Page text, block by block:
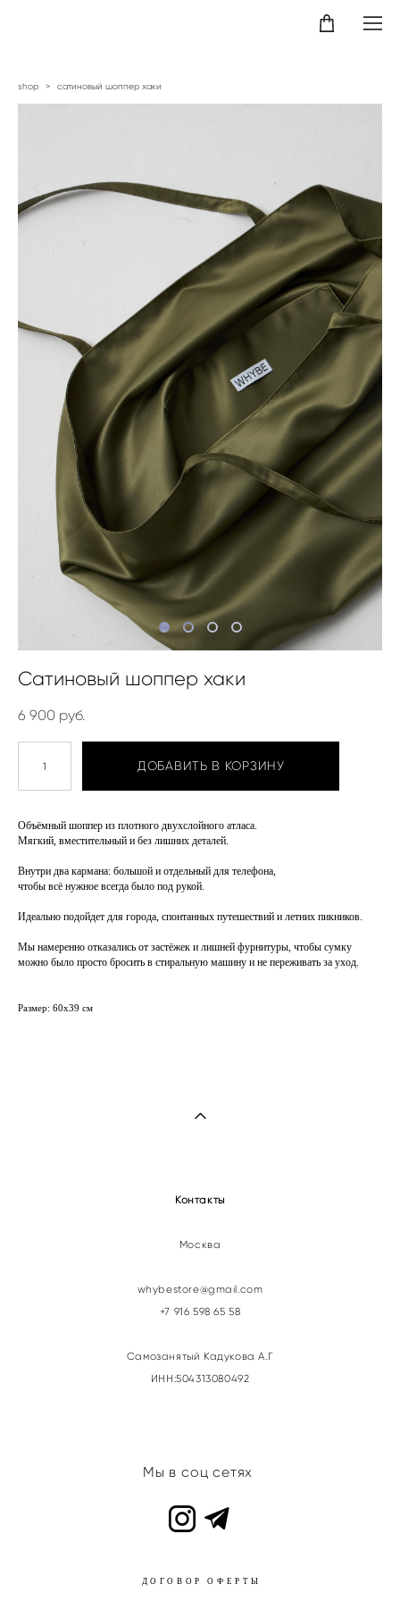
shop > сатиновый шоппер хаки
Сатиновый шоппер хаки
6 900 pуб.
ДОБАВИТЬ В КОРЗИНУ
Объёмный шоппер из плотного двухслойного атласа.
Мягкий, вместительный и без лишних деталей.
Внутри два кармана: большой и отдельный для телефона,
чтобы всё нужное всегда было под рукой.
Идеально подойдет для города, спонтанных путешествий и летних пикников.
Мы намеренно отказались от застёжек и лишней фурнитуры, чтобы сумку
можно было просто бросить в стиральную машину и не переживать за уход.
Размер: 60х39 см
Контакты
Москва
whybestore@gmail.com
+7 916 598 65 58
Самозанятый Кадукова А.Г
ИНН:504313080492
Мы в соц сетях
ДОГОВОР ОФЕРТЫ